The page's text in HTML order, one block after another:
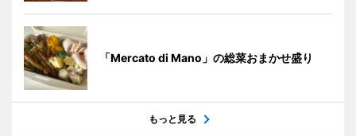
「Mercato di Mano」の総菜おまかせ盛り
もっと見る